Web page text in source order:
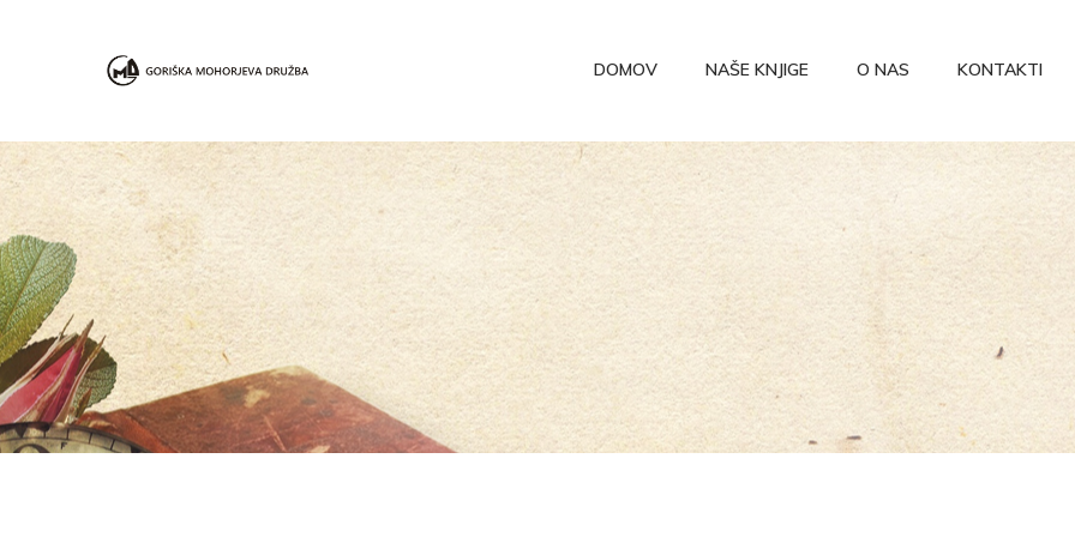
DOMOV NAŠE KNJIGE O NAS KONTAKTI